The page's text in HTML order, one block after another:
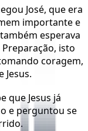
José, que era
importante e
esperava
Preparação, isto
coragem,
Jesus.
que Jesus já
e perguntou se